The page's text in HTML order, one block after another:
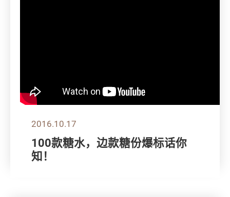
2016.10.17
100款糖水，边款糖份爆标话你
知！